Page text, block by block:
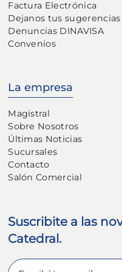
Factura Electrónica
Dejanos tus sugerencias
Denuncias DINAVISA
Convenios
La empresa
Magistral
Sobre Nosotros
Últimas Noticias
Sucursales
Contacto
Salón Comercial
Suscribite a las
Catedral.